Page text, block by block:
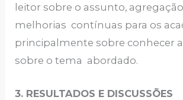
leitor sobre o assunto,
melhorias contínuas para os
principalmente sobre conhecer
sobre o tema abordado.
3. RESULTADOS E DISCUSSÕES